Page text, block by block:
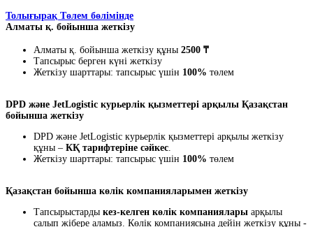
Толығырақ Төлем бөлімінде
Алматы қ. бойынша жеткізу
Алматы қ. бойынша жеткізу құны 2500 ₸
Тапсырыс берген күні жеткізу
Жеткізу шарттары: тапсырыс үшін 100% төлем
DPD және JetLogistic курьерлік қызметтері арқылы Қазақстан
бойынша жеткізу
DPD және JetLogistic курьерлік қызметтері арқылы жеткізу
құны – КҚ тарифтеріне сәйкес.
Жеткізу шарттары: тапсырыс үшін 100% төлем
Қазақстан бойынша көлік компанияларымен жеткізу
Тапсырыстарды кез-келген көлік компаниялары арқылы
салып жібере аламыз. Көлік компаниясына дейін жеткізу құны -